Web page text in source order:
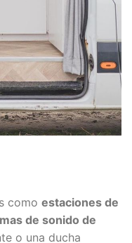
como estaciones de
de sonido de
o una ducha